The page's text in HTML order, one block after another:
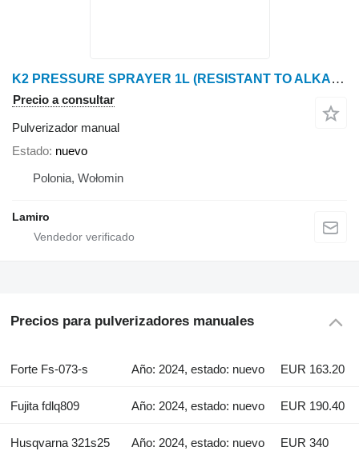
K2 PRESSURE SPRAYER 1L (RESISTANT TO ALKALINE LIQUIDS)
Precio a consultar
Pulverizador manual
Estado nuevo
Polonia, Wołomin
Lamiro
Precios para pulverizadores manuales
Forte Fs-073-s Año: 2024, estado: nuevo EUR 163.20
Fujita fdlq809 Año: 2024, estado: nuevo EUR 190.40
Husqvarna 321s25 Año: 2024, estado: nuevo EUR 340